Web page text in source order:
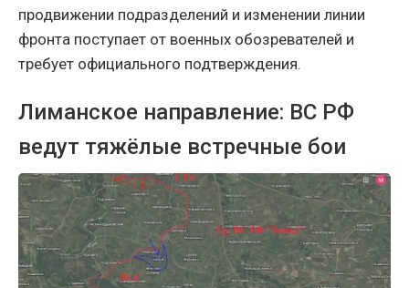
продвижении подразделений и изменении линии
фронта поступает от военных обозревателей и
требует официального подтверждения.
Лиманское направление: ВС РФ
ведут тяжёлые встречные бои